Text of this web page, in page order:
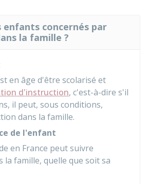
enfants concernés par
la famille ?
en âge d'être scolarisé et
d'instruction, c'est-à-dire s'il
il peut, sous conditions,
dans la famille.
de l'enfant
en France peut suivre
la famille, quelle que soit sa